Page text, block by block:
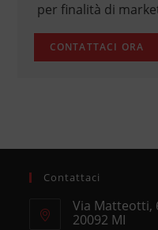
per finalità di
Contattaci
Via Matteotti,
20092 MI